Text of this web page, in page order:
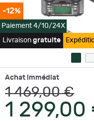
-12%
Paiement 4/10/24X
Livraison gratuite
Achat immédiat
1 469,00 €
1 299,00